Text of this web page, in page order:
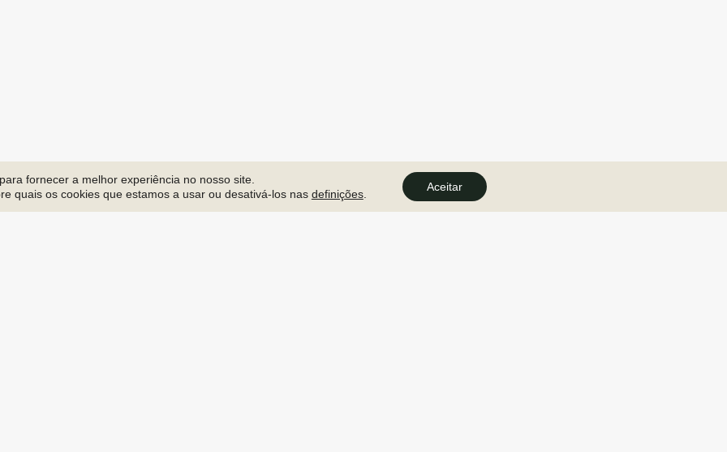
fornecer a melhor experiência no nosso site.
quais os cookies que estamos a usar ou desativá-los nas definições.
Aceitar